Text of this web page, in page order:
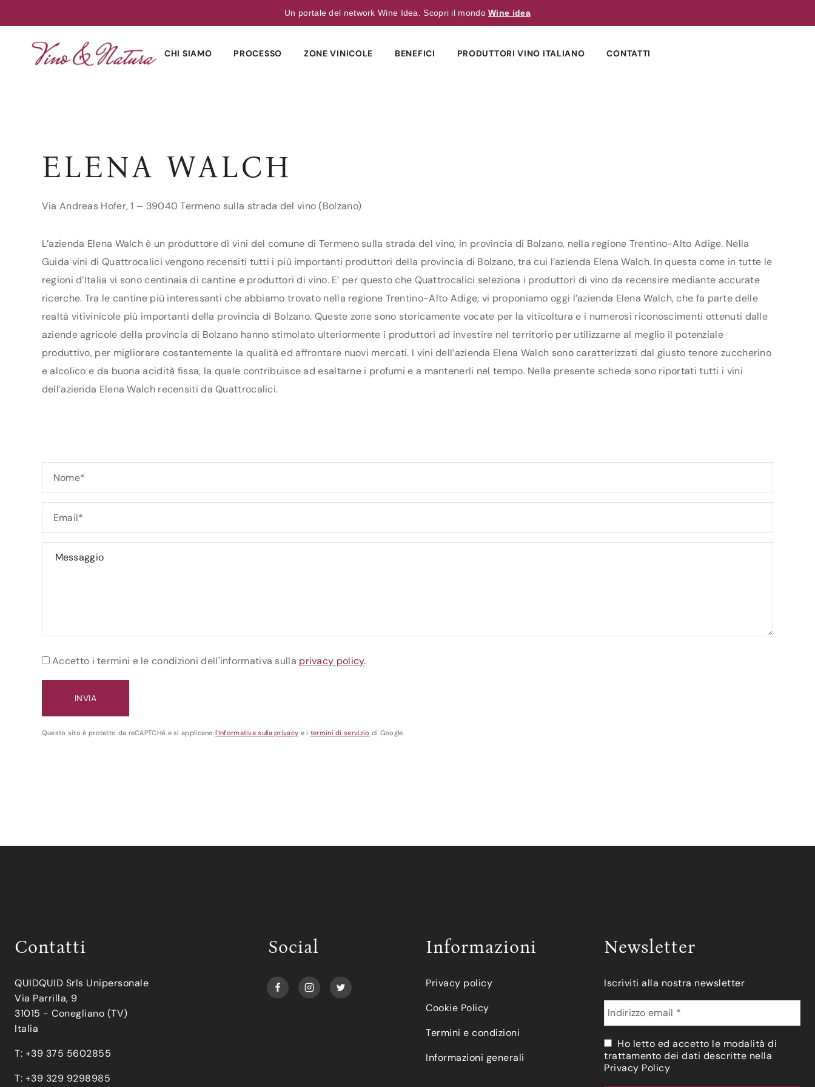
Un portale del network Wine Idea. Scopri il mondoWine idea
CHI SIAMO PROCESSO ZONE VINICOLE BENEFICI PRODUTTORI VINO ITALIANO CONTATTI
ELENA WALCH
Via Andreas Hofer, 1 – 39040 Termeno sulla strada del vino (Bolzano)
L’azienda Elena Walch è un produttore di vini del comune di Termeno sulla strada del vino, in provincia di Bolzano, nella regione Trentino-Alto Adige. Nella
Guida vini di Quattrocalici vengono recensiti tutti i più importanti produttori della provincia di Bolzano, tra cui l’azienda Elena Walch. In questa come in tutte le
regioni d’Italia vi sono centinaia di cantine e produttori di vino. E’ per questo che Quattrocalici seleziona i produttori di vino da recensire mediante accurate
ricerche. Tra le cantine più interessanti che abbiamo trovato nella regione Trentino-Alto Adige, vi proponiamo oggi l’azienda Elena Walch, che fa parte delle
realtà vitivinicole più importanti della provincia di Bolzano. Queste zone sono storicamente vocate per la viticoltura e i numerosi riconoscimenti ottenuti dalle
aziende agricole della provincia di Bolzano hanno stimolato ulteriormente i produttori ad investire nel territorio per utilizzarne al meglio il potenziale
produttivo, per migliorare costantemente la qualità ed affrontare nuovi mercati. I vini dell’azienda Elena Walch sono caratterizzati dal giusto tenore zuccherino
e alcolico e da buona acidità fissa, la quale contribuisce ad esaltarne i profumi e a mantenerli nel tempo. Nella presente scheda sono riportati tutti i vini
dell’azienda Elena Walch recensiti da Quattrocalici.
Accetto i termini e le condizioni dell'informativa sulla privacy policy.
Questo sito è protetto da reCAPTCHA e si applicanol'Informativa sulla privacy e i termini di servizio di Google.
Contatti
QUIDQUID Srls Unipersonale
Via Parrilla, 9
31015 - Conegliano (TV)
Italia
T: +39 375 5602855
T: +39 329 9298985
Social Informazioni
Privacy policy
Cookie Policy
Termini e condizioni
Informazioni generali
Newsletter
Iscriviti alla nostra newsletter
Ho letto ed accetto le modalità di
trattamento dei dati descritte nella
Privacy Policy